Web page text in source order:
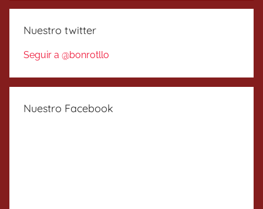
Nuestro twitter
Seguir a @bonrotllo
Nuestro Facebook